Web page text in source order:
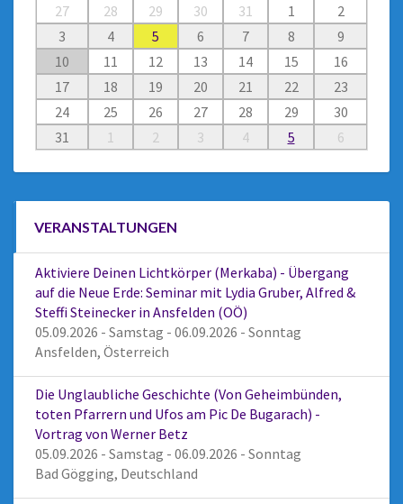
27
28 29 30 31 1
2
3
4 5 6 7 8
9
10
11 12 13 14 15
16
17
18 19 20 21 22
23
24
25 26 27 28 29
30
31
1 2 3 4 5 6
VERANSTALTUNGEN
Aktiviere Deinen Lichtkörper (Merkaba) - Übergang
auf die Neue Erde: Seminar mit Lydia Gruber, Alfred &
Steffi Steinecker in Ansfelden (OÖ)
05.09.2026 - Samstag - 06.09.2026 - Sonntag
Ansfelden, Österreich
Die Unglaubliche Geschichte (Von Geheimbünden,
toten Pfarrern und Ufos am Pic De Bugarach) -
Vortrag von Werner Betz
05.09.2026 - Samstag - 06.09.2026 - Sonntag
Bad Gögging, Deutschland